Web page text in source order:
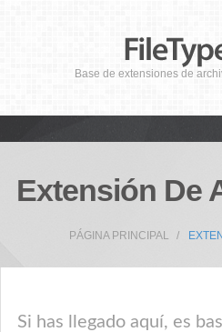
Base de extensiones de
Extensión De
PÁGINA PRINCIPAL
Si has llegado aquí, es